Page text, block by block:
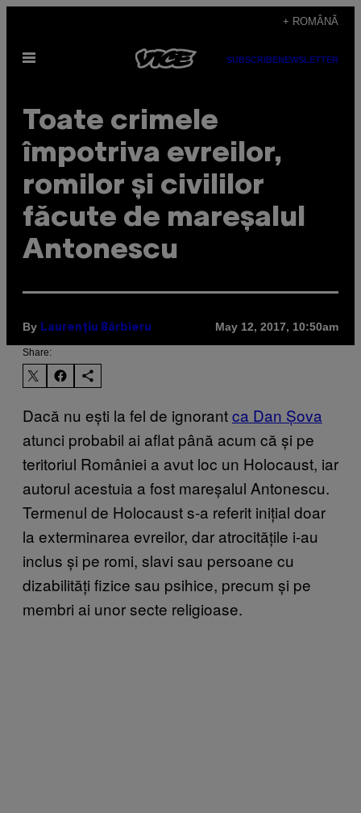
content
+ ROMÂNĂ
Open
SUBSCRIBENEWSLETTER
Toate crimele
împotriva evreilor,
romilor și civililor
făcute de mareșalul
Antonescu
By Laurențiu Bărbieru May 12, 2017, 10:50am
Share:
Dacă nu ești la fel de ignorantca Dan Șova
atunci probabil ai aflat până acum că și pe
teritoriul României a avut loc un Holocaust, iar
autorul acestuia a fost mareșalul Antonescu.
Termenul de Holocaust s-a referit inițial doar
la exterminarea evreilor, dar atrocitățile i-au
inclus și pe romi, slavi sau persoane cu
dizabilități fizice sau psihice, precum și pe
membri ai unor secte religioase.